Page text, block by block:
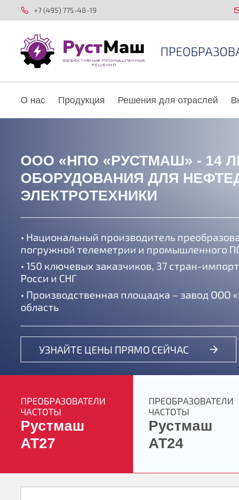
+7 (495) 775-48-19
О нас Продукция Решения для отраслей
ООО «НПО «РУСТМАШ» - 14
ОБОРУДОВАНИЯ ДЛЯ
ЭЛЕКТРОТЕХНИКИ
• Национальный производитель
погружной телеметрии и промышленного
• 150 ключевых заказчиков, 37 стран-
Росси и СНГ
• Производственная площадка – завод ООО
область
УЗНАЙТЕ ЦЕНЫ ПРЯМО СЕЙЧАС
ПРЕОБРАЗОВАТЕЛИ
ЧАСТОТЫ
Рустмаш
АТ27
ПРЕОБРАЗОВАТЕЛИ
ЧАСТОТЫ
Рустмаш
АТ24